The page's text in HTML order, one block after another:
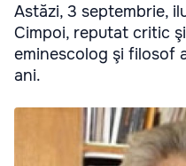
Astăzi, 3 septembrie,
Cimpoi, reputat critic
eminescolog şi filosof
ani.